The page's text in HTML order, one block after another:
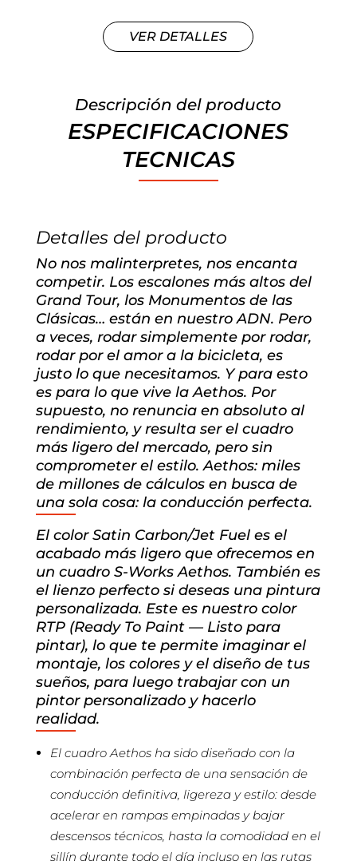
VER DETALLES
Descripción del producto
ESPECIFICACIONES
TECNICAS
Detalles del producto
No nos malinterpretes, nos encanta
competir. Los escalones más altos del
Grand Tour, los Monumentos de las
Clásicas… están en nuestro ADN. Pero
a veces, rodar simplemente por rodar,
rodar por el amor a la bicicleta, es
justo lo que necesitamos. Y para esto
es para lo que vive la Aethos. Por
supuesto, no renuncia en absoluto al
rendimiento, y resulta ser el cuadro
más ligero del mercado, pero sin
comprometer el estilo. Aethos: miles
de millones de cálculos en busca de
una sola cosa: la conducción perfecta.
El color Satin Carbon/Jet Fuel es el
acabado más ligero que ofrecemos en
un cuadro S-Works Aethos. También es
el lienzo perfecto si deseas una pintura
personalizada. Este es nuestro color
RTP (Ready To Paint — Listo para
pintar), lo que te permite imaginar el
montaje, los colores y el diseño de tus
sueños, para luego trabajar con un
pintor personalizado y hacerlo
realidad.
El cuadro Aethos ha sido diseñado con la
combinación perfecta de una sensación de
conducción definitiva, ligereza y estilo: desde
acelerar en rampas empinadas y bajar
descensos técnicos, hasta la comodidad en el
sillín durante todo el día incluso en las rutas